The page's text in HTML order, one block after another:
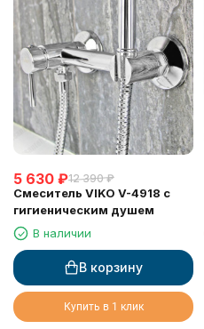
5 630 ₽12 390 ₽
Смеситель VIKO V-4918 с
гигиеническим душем
В наличии
В корзину
Купить в 1 клик